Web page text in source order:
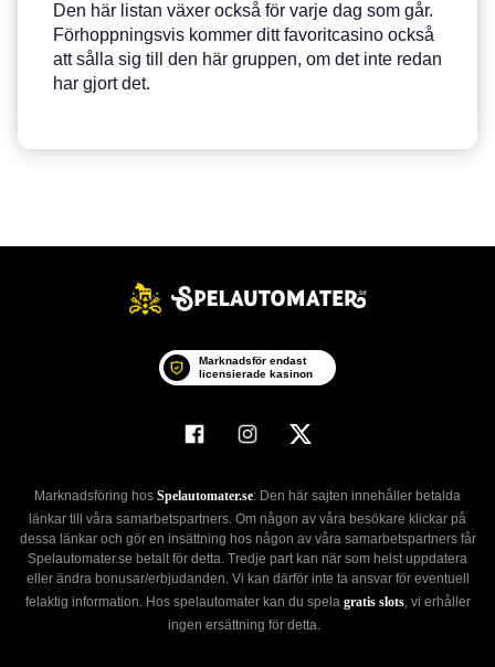
Den här listan växer också för varje dag som går.
Förhoppningsvis kommer ditt favoritcasino också
att sålla sig till den här gruppen, om det inte redan
har gjort det.
Marknadsför endast
licensierade kasinon
Marknadsföring hos Spelautomater.se: Den här sajten innehåller betalda
länkar till våra samarbetspartners. Om någon av våra besökare klickar på
dessa länkar och gör en insättning hos någon av våra samarbetspartners får
Spelautomater.se betalt för detta. Tredje part kan när som helst uppdatera
eller ändra bonusar/erbjudanden. Vi kan därför inte ta ansvar för eventuell
felaktig information. Hos spelautomater kan du spela gratis slots, vi erhåller
ingen ersättning för detta.